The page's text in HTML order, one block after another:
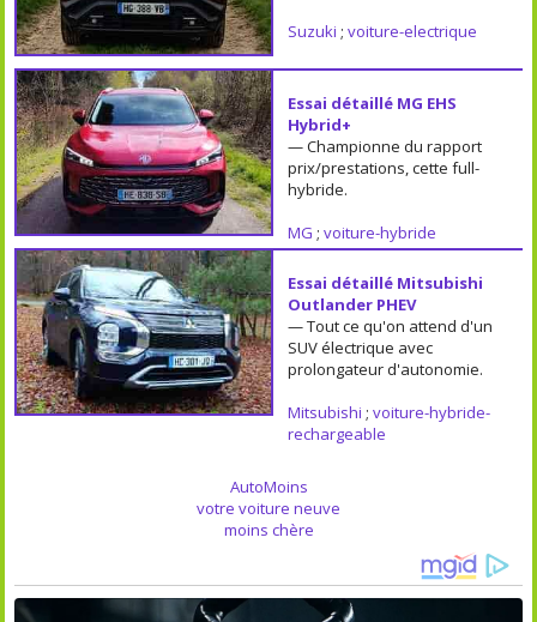
Suzuki ; voiture-electrique
Essai détaillé MG EHS
Hybrid+
— Championne du rapport
prix/prestations, cette full-
hybride.
MG ; voiture-hybride
Essai détaillé Mitsubishi
Outlander PHEV
— Tout ce qu'on attend d'un
SUV électrique avec
prolongateur d'autonomie.
Mitsubishi ; voiture-hybride-
rechargeable
AutoMoins
votre voiture neuve
moins chère